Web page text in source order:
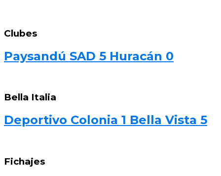
Clubes
Paysandú SAD 5 Huracán 0
Bella Italia
Deportivo Colonia 1 Bella Vista 5
Fichajes